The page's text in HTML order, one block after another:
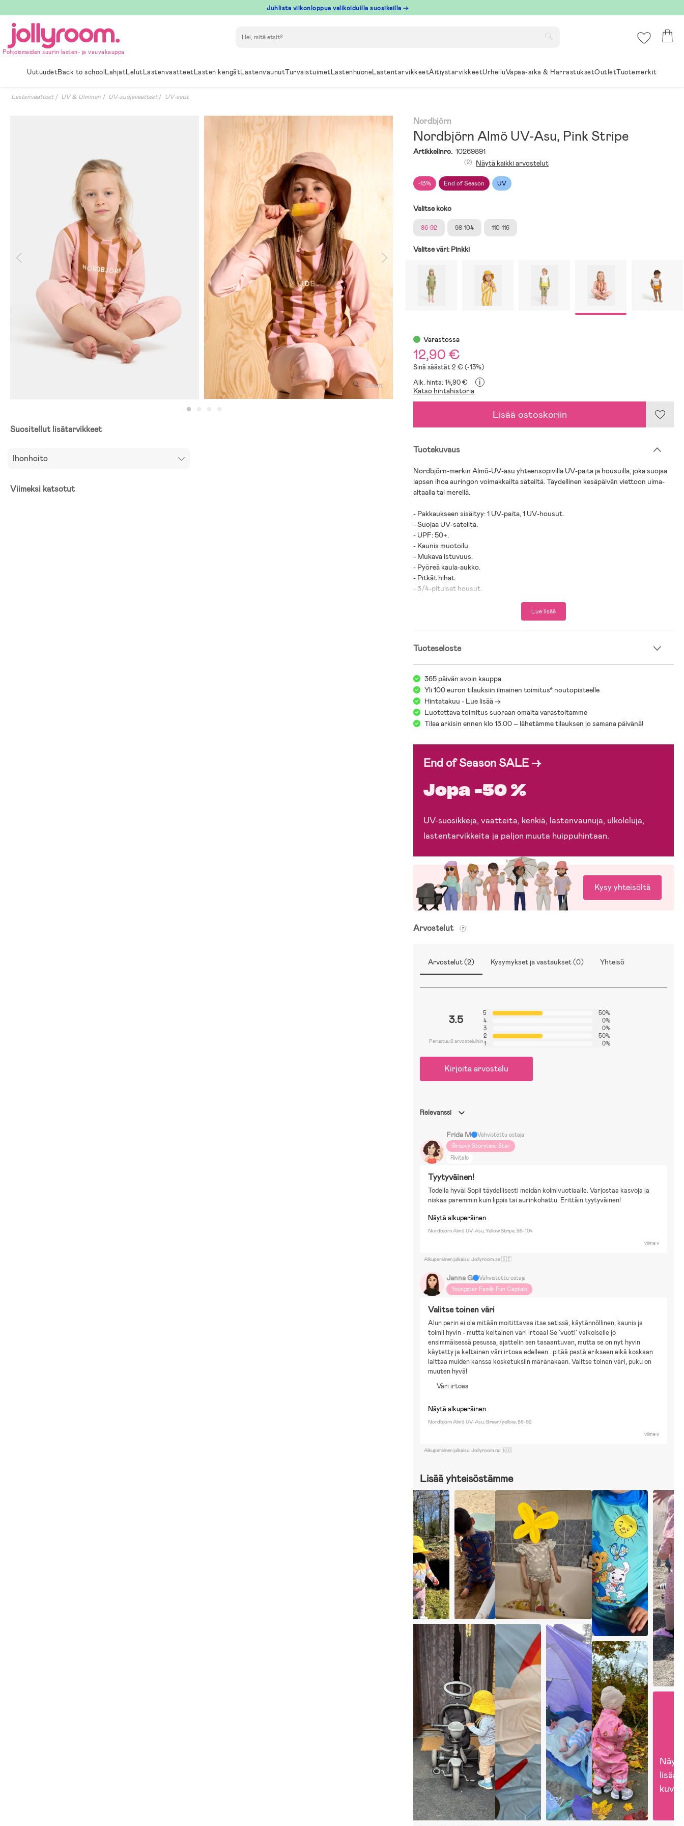
till
innehållet
Juhlista viikonloppua valikoiduilla suosikeilla →
Pohjoismaiden suurin lasten- ja vauvakauppa
UutuudetBack to schoolLahjatLelutLastenvaatteetLasten kengätLastenvaunutTurvaistuimetLastenhuoneLastentarvikkeetÄitiystarvikkeetUrheiluVapaa-aika & HarrastuksetOutletTuotemerkit
Lastenvaatteet UV & Uiminen UV-suojavaatteet UV-setit
Zoom
Suositellut lisätarvikkeet
Ihonhoito
Viimeksi katsotut
Nordbjörn
Nordbjörn Almö UV-Asu, Pink Stripe
Artikkelinro. 10269891
-13% End of Season UV
(2) Näytä kaikki arvostelut
Valitse koko
86-92 98-104 110-116
Valitse väri: Pinkki
Varastossa
12,90 €
Sinä säästät 2 € (-13%)
Aik. hinta: 14,90 €
i
Katso hintahistoria
Lisää ostoskoriin
Tuotekuvaus
Nordbjörn-merkin Almö-UV-asu yhteensopivilla UV-paita ja housuilla, joka suojaa
lapsen ihoa auringon voimakkailta säteiltä. Täydellinen kesäpäivän viettoon uima-
altaalla tai merellä.
- Pakkaukseen sisältyy: 1 UV-paita, 1 UV-housut.
- Suojaa UV-säteiltä.
- UPF: 50+.
- Kaunis muotoilu.
- Mukava istuvuus.
- Pyöreä kaula-aukko.
- Pitkät hihat.
- 3/4-pituiset housut.
- Helpot saada jalkaan ja pois.
- Päälliskangas: 82 % Polyamidi, 18 % Elastaani.
- Vuori: 100 % Polyesteri.
Lue lisää
Tuoteseloste
365 päivän avoin kauppa
Yli 100 euron tilauksiin ilmainen toimitus* noutopisteelle
Hintatakuu - Lue lisää ->
Luotettava toimitus suoraan omalta varastoltamme
Tilaa arkisin ennen klo 13.00 – lähetämme tilauksen jo samana päivänä!
End of Season SALE →
Jopa -50 %
UV-suosikkeja, vaatteita, kenkiä, lastenvaunuja, ulkoleluja,
lastentarvikkeita ja paljon muuta huippuhintaan.
Kysy yhteisöltä
Arvostelut
Arvostelut (2) Kysymykset ja vastaukset (0) Yhteisö
3.5
Perustuu 2 arvosteluihin
5
50%
4
0%
3
0%
2
50%
1
0%
Kirjoita arvostelu
Relevanssi
Frida M
Vahvistettu ostaja
Groovy Storytime Star
Rivitalo
Tyytyväinen!
Todella hyvä! Sopii täydellisesti meidän kolmivuotiaalle. Varjostaa kasvoja ja
niskaa paremmin kuin lippis tai aurinkohattu. Erittäin tyytyväinen!
Näytä alkuperäinen
Nordbjörn Almö UV-Asu, Yellow Stripe, 98-104
viime v
Alkuperäinen julkaisu: Jollyroom.se 🇸🇪
Janna G
Vahvistettu ostaja
Youngster Family Fun Captain
Valitse toinen väri
Alun perin ei ole mitään moitittavaa itse setissä, käytännöllinen, kaunis ja
toimii hyvin - mutta keltainen väri irtoaa! Se 'vuoti' valkoiselle jo
ensimmäisessä pesussa, ajattelin sen tasaantuvan, mutta se on nyt hyvin
käytetty ja keltainen väri irtoaa edelleen.. pitää pestä erikseen eikä koskaan
laittaa muiden kanssa kosketuksiin märänakaan. Valitse toinen väri, puku on
muuten hyvä!
Väri irtoaa
Näytä alkuperäinen
Nordbjörn Almö UV-Asu, Green/yellow, 86-92
viime v
Alkuperäinen julkaisu: Jollyroom.no 🇳🇴
Lisää yhteisöstämme
lisää
kuvia